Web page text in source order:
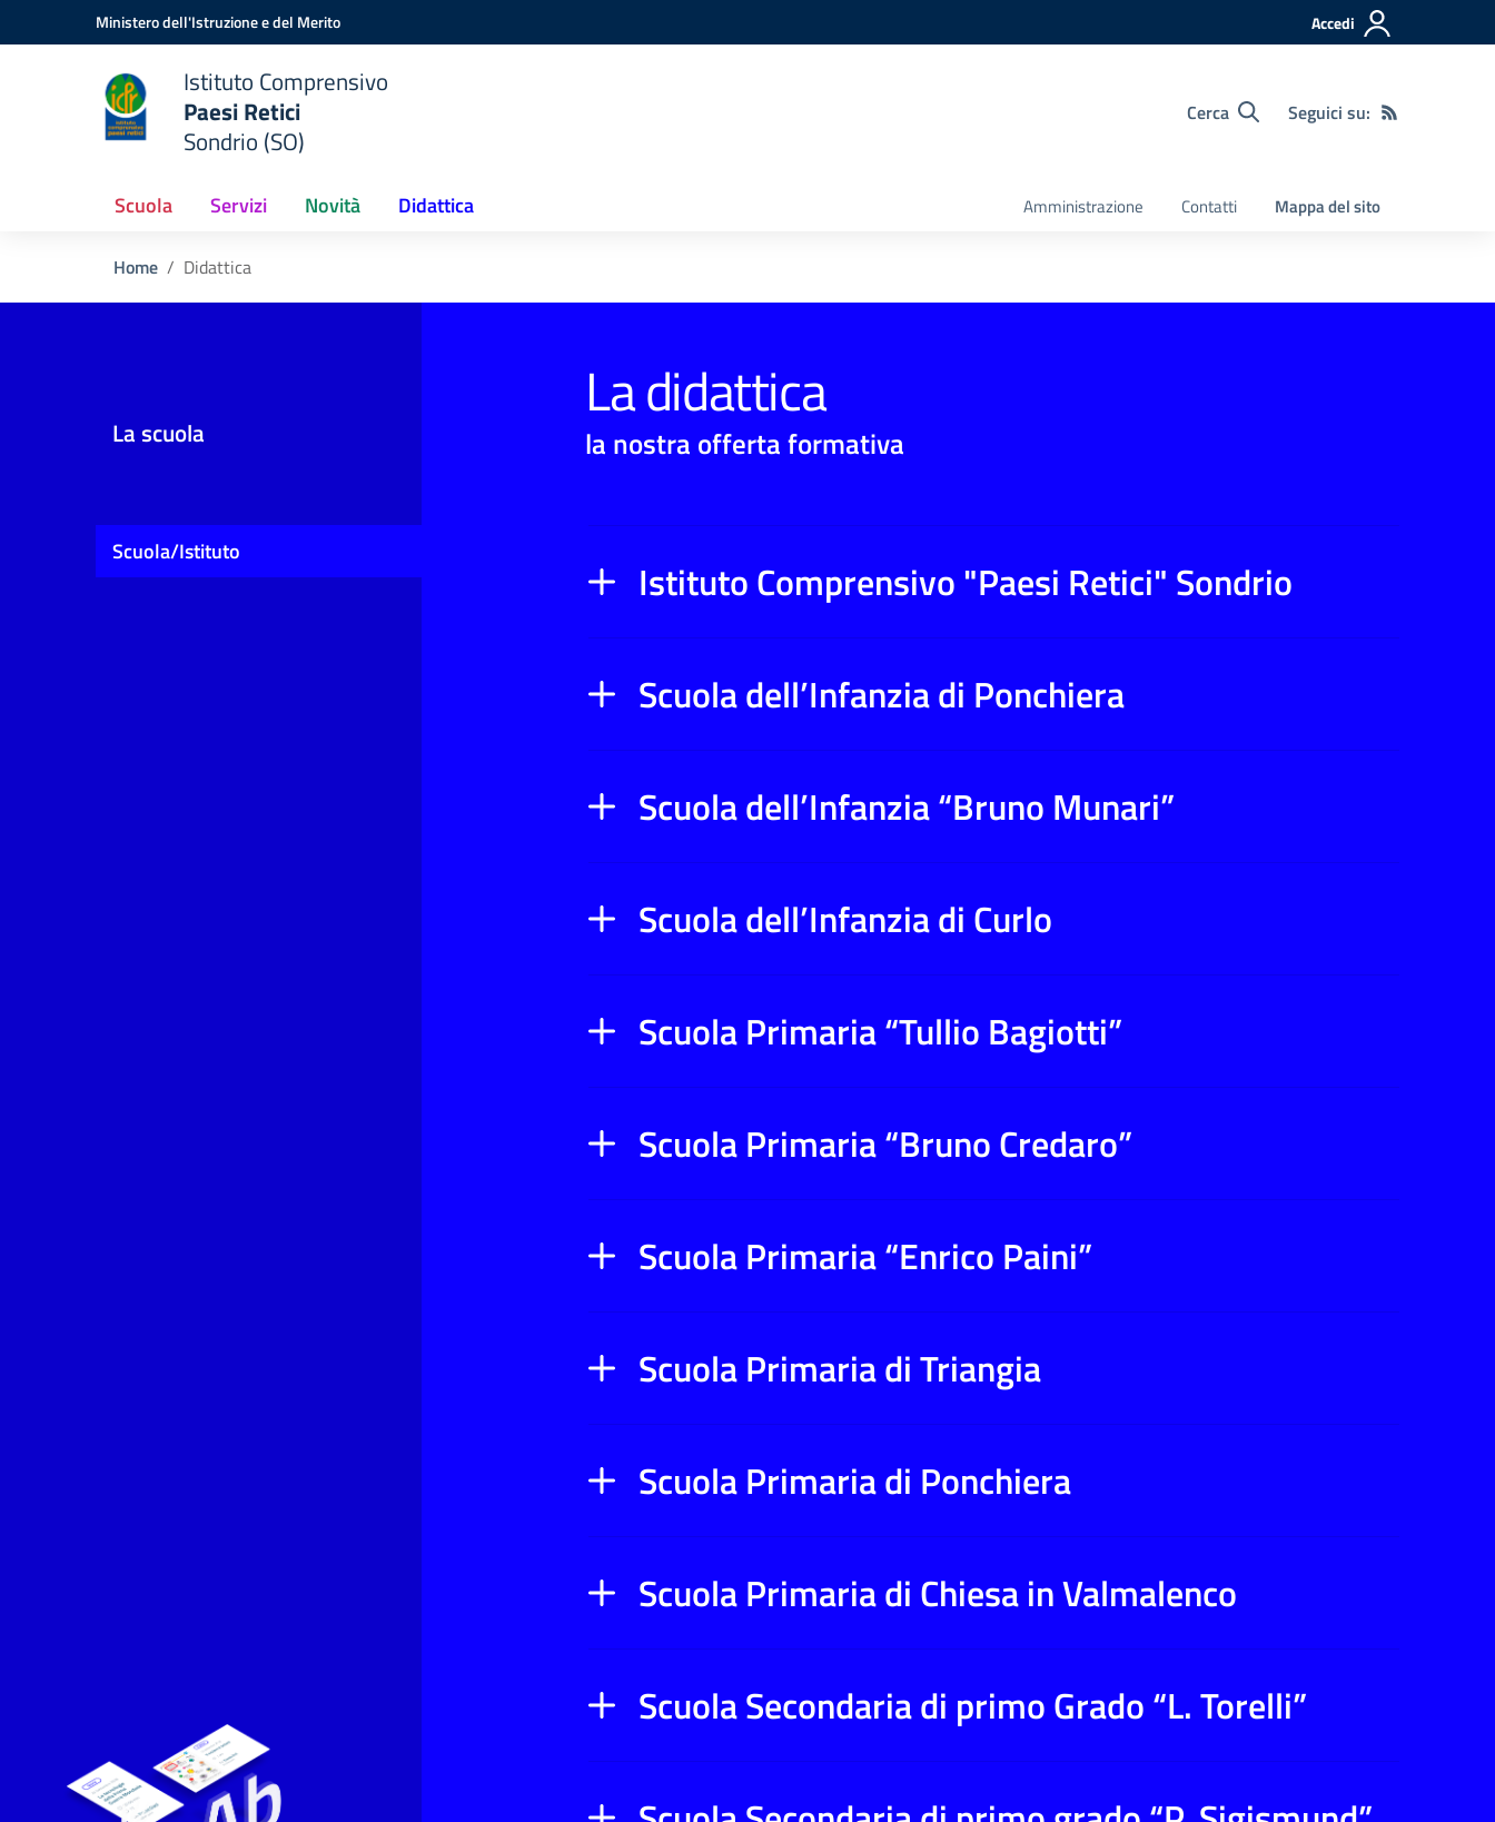
Vai ai contenuti
Vai al menu di navigazioneMinistero dell'Istruzione e del Merito Accedi
Istituto Comprensivo
Paesi Retici
Sondrio (SO)
Cerca Seguici su:
Scuola Servizi Novità Didattica Amministrazione Contatti Mappa del sito
Home Didattica
La didattica
la nostra offerta formativa
La scuola
Scuola/Istituto
Istituto Comprensivo "Paesi Retici" Sondrio
Scuola dell’Infanzia di Ponchiera
Scuola dell’Infanzia “Bruno Munari”
Scuola dell’Infanzia di Curlo
Scuola Primaria “Tullio Bagiotti”
Scuola Primaria “Bruno Credaro”
Scuola Primaria “Enrico Paini”
Scuola Primaria di Triangia
Scuola Primaria di Ponchiera
Scuola Primaria di Chiesa in Valmalenco
Scuola Secondaria di primo Grado “L. Torelli”